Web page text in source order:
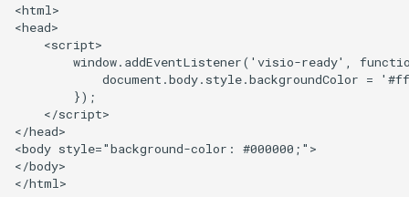
<html>
<head>
    <script>
window.addEventListener('visio-ready',
document.body.style.backgroundColor =
        });
    </script>
</head>
<body style="background-color: #000000;">
</body>